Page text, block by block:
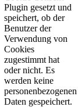
Plugin gesetzt und
speichert, ob der
Benutzer der
Verwendung von
Cookies
zugestimmt hat
oder nicht. Es
werden keine
personenbezogenen
Daten gespeichert.